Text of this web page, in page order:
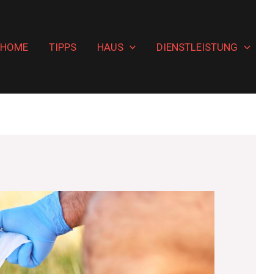
HOME TIPPS HAUS DIENSTLEISTUNG